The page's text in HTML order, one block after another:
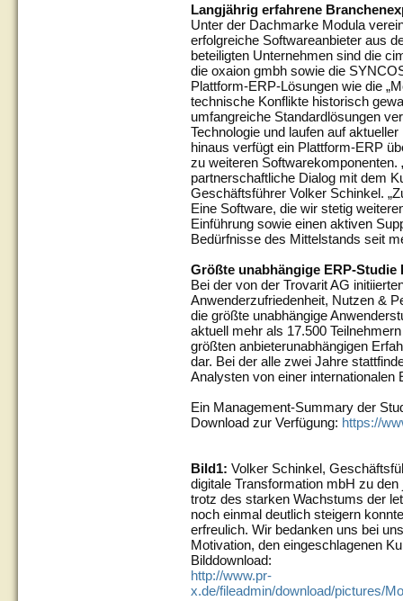
Langjährig erfahrene
Unter der Dachmarke Modula
erfolgreiche Softwareanbieter aus
beteiligten Unternehmen sind die
die oxaion gmbh sowie die
Plattform-ERP-Lösungen wie die
technische Konflikte historisch
umfangreiche Standardlösungen
Technologie und laufen auf
hinaus verfügt ein Plattform-ERP
zu weiteren Softwarekomponenten.
partnerschaftliche Dialog mit dem
Geschäftsführer Volker Schinkel.
Eine Software, die wir stetig
Einführung sowie einen aktiven
Bedürfnisse des Mittelstands seit
Größte unabhängige ERP-Studie
Bei der von der Trovarit AG
Anwenderzufriedenheit, Nutzen &
die größte unabhängige
aktuell mehr als 17.500
größten anbieterunabhängigen
dar. Bei der alle zwei Jahre
Analysten von einer
Ein Management-Summary der
Download zur Verfügung: https://
Bild1: Volker Schinkel,
digitale Transformation mbH zu
trotz des starken Wachstums der
noch einmal deutlich steigern
erfreulich. Wir bedanken uns bei
Motivation, den eingeschlagenen
Bilddownload:
http://www.pr-
x.de/fileadmin/download/pictures/